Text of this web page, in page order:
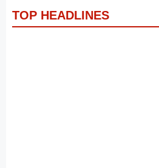
TOP HEADLINES